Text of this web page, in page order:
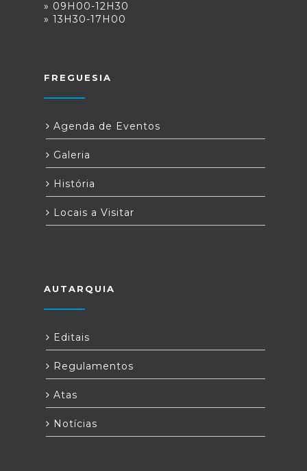
» 09H00-12H30
» 13H30-17H00
FREGUESIA
Agenda de Eventos
Galeria
História
Locais a Visitar
AUTARQUIA
Editais
Regulamentos
Atas
Notícias